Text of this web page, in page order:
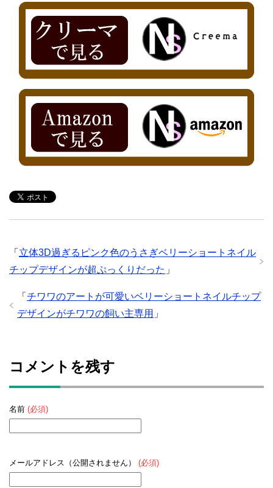
「 立体3D過ぎるピンク色のうさぎベリーショートネイル
チップデザインが超ぷっくりだった 」
「 チワワのアートが可愛いベリーショートネイルチップ
デザインがチワワの飼い主専用 」
コメントを残す
名前 (必須)
メールアドレス（公開されません） (必須)